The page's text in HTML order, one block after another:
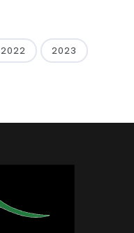
2022 2023